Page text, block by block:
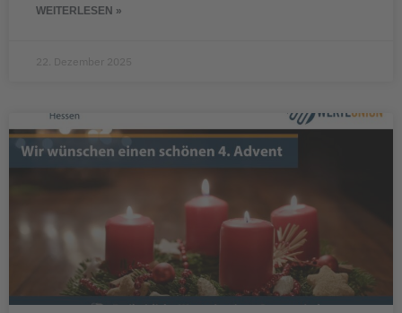
WEITERLESEN »
22. Dezember 2025